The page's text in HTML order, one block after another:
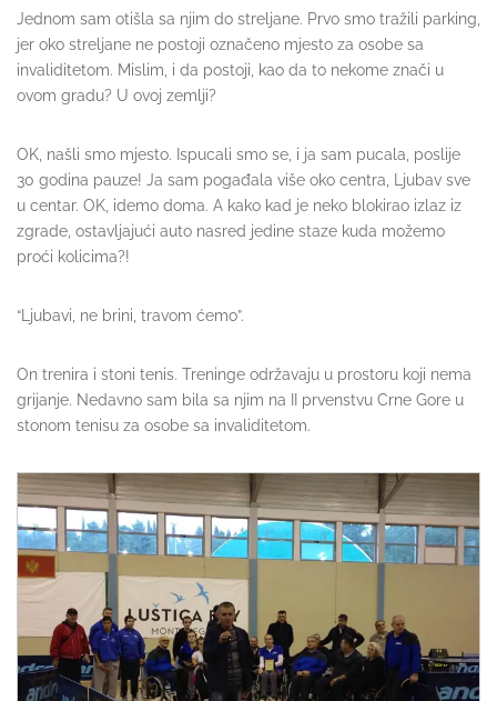
Jednom sam otišla sa njim do streljane. Prvo smo tražili parking,
jer oko streljane ne postoji označeno mjesto za osobe sa
invaliditetom. Mislim, i da postoji, kao da to nekome znači u
ovom gradu? U ovoj zemlji?
OK, našli smo mjesto. Ispucali smo se, i ja sam pucala, poslije
30 godina pauze! Ja sam pogađala više oko centra, Ljubav sve
u centar. OK, idemo doma. A kako kad je neko blokirao izlaz iz
zgrade, ostavljajući auto nasred jedine staze kuda možemo
proći kolicima?!
“Ljubavi, ne brini, travom ćemo”.
On trenira i stoni tenis. Treninge održavaju u prostoru koji nema
grijanje. Nedavno sam bila sa njim na II prvenstvu Crne Gore u
stonom tenisu za osobe sa invaliditetom.